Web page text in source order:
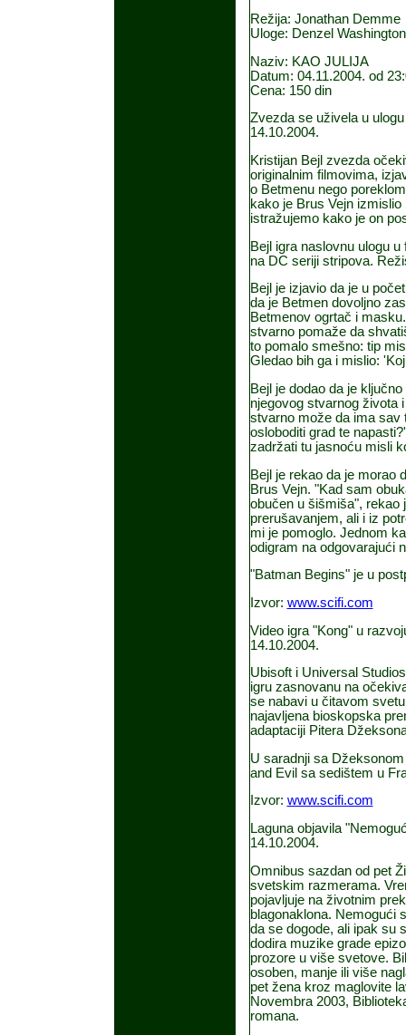
Režija: Jonathan Demme
Uloge: Denzel
Naziv: KAO JULIJA
Datum: 04.11.2004. od
Cena: 150 din
Zvezda se uživela u
14.10.2004.
Kristijan Bejl zvezda
originalnim filmovima,
o Betmenu nego
kako je Brus Vejn
istražujemo kako je on
Bejl igra naslovnu ulogu
na DC seriji stripova.
Bejl je izjavio da je u
da je Betmen dovoljno
Betmenov ogrtač i
stvarno pomaže da
to pomalo smešno: tip
Gledao bih ga i mislio:
Bejl je dodao da je
njegovog stvarnog života
stvarno može da ima sav
osloboditi grad te
zadržati tu jasnoću misli
Bejl je rekao da je morao
Brus Vejn. "Kad sam
obučen u šišmiša", rekao
prerušavanjem, ali i iz
mi je pomoglo. Jednom
odigram na odgovarajući
"Batman Begins" je u
Izvor: www.scifi.com
Video igra "Kong" u
14.10.2004.
Ubisoft i Universal
igru zasnovanu na
se nabavi u čitavom
najavljena bioskopska
adaptaciji Pitera
U saradnji sa
and Evil sa sedištem u
Izvor: www.scifi.com
Laguna objavila
14.10.2004.
Omnibus sazdan od pet
svetskim razmerama.
pojavljuje na životnim
blagonaklona. Nemogući
da se dogode, ali ipak su
dodira muzike grade
prozore u više svetove.
osoben, manje ili više
pet žena kroz maglovite
Novembra 2003,
romana.